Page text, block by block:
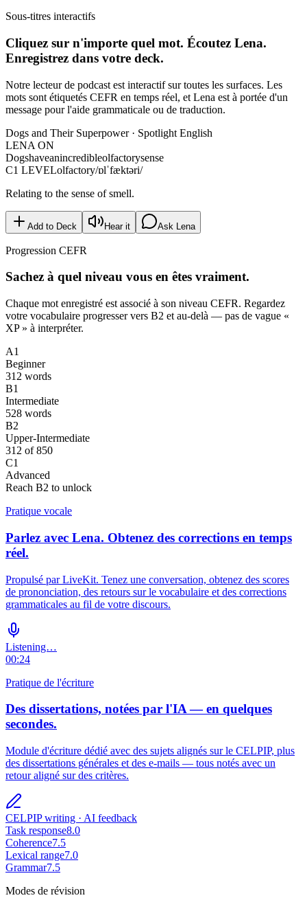
Sous-titres interactifs
Cliquez sur n'importe quel mot. Écoutez Lena.
Enregistrez dans votre deck.
Notre lecteur de podcast est interactif sur toutes les surfaces. Les
mots sont étiquetés CEFR en temps réel, et Lena est à portée d'un
message pour l'aide grammaticale ou de traduction.
Dogs and Their Superpower · Spotlight English
LENA ON
Dogshaveanincredibleolfactorysense
C1 LEVELolfactory/ɒlˈfæktəri/
Relating to the sense of smell.
Add to Deck Hear it Ask Lena
Progression CEFR
Sachez à quel niveau vous en êtes vraiment.
Chaque mot enregistré est associé à son niveau CEFR. Regardez
votre vocabulaire progresser vers B2 et au-delà — pas de vague «
XP » à interpréter.
A1
Beginner
312 words
B1
Intermediate
528 words
B2
Upper-Intermediate
312 of 850
C1
Advanced
Reach B2 to unlock
Pratique vocale
Parlez avec Lena. Obtenez des corrections en temps
réel.
Propulsé par LiveKit. Tenez une conversation, obtenez des scores
de prononciation, des retours sur le vocabulaire et des corrections
grammaticales au fil de votre discours.
Listening…
00:24
Pratique de l'écriture
Des dissertations, notées par l'IA — en quelques
secondes.
Module d'écriture dédié avec des sujets alignés sur le CELPIP, plus
des dissertations générales et des e-mails — tous notés avec un
retour aligné sur des critères.
CELPIP writing · AI feedback
Task response8.0
Coherence7.5
Lexical range7.0
Grammar7.5
Modes de révision